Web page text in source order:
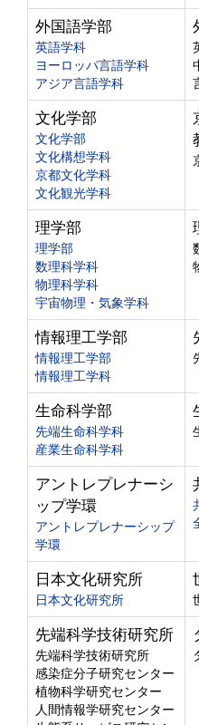
外国語学部
英語学科
ヨーロッパ言語学科
アジア言語学科
文化学部
文化学部
文化構想学科
京都文化学科
文化観光学科
理学部
理学部
数理科学科
物理科学科
宇宙物理・気象学科
情報理工学部
情報理工学部
情報理工学科
生命科学部
先端生命科学科
産業生命科学科
アントレプレナーシ
ップ学環
アントレプレナーシップ
学環
日本文化研究所
日本文化研究所
先端科学技術研究所
先端科学技術研究所
感染症分子研究センター
植物科学研究センター
人間情報学研究センター